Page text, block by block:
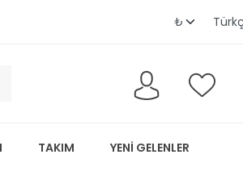
TAKIM YENI GELENLER